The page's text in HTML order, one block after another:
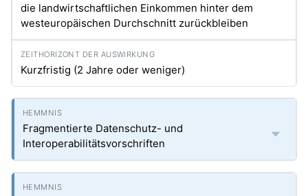
die landwirtschaftlichen Einkommen hinter dem
westeuropäischen Durchschnitt zurückbleiben
Kurzfristig (2 Jahre oder weniger)
Fragmentierte Datenschutz- und
Interoperabilitätsvorschriften